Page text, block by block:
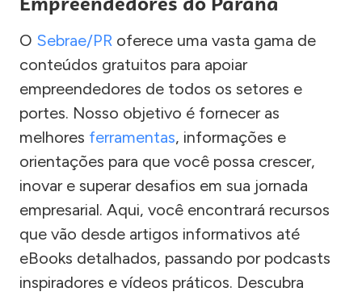
O Sebrae/PR oferece uma vasta gama de
conteúdos gratuitos para apoiar
empreendedores de todos os setores e
portes. Nosso objetivo é fornecer as
melhores ferramentas, informações e
orientações para que você possa crescer,
inovar e superar desafios em sua jornada
empresarial. Aqui, você encontrará recursos
que vão desde artigos informativos até
eBooks detalhados, passando por podcasts
inspiradores e vídeos práticos. Descubra